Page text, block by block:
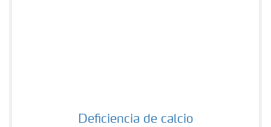
Deficiencia de calcio
Deficiencia de calcio